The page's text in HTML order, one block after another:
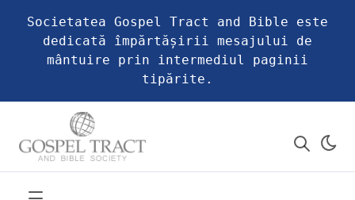
Societatea Gospel Tract and Bible este
dedicată împărtășirii mesajului de
mântuire prin intermediul paginii
tipărite.